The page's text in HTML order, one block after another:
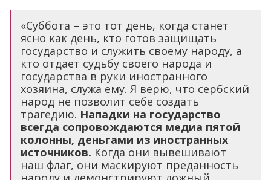
«Суббота – это тот день, когда станет
ясно как день, кто готов защищать
государство и служить своему народу, а
кто отдает судьбу своего народа и
государства в руки иностранного
хозяина, служа ему. Я верю, что сербский
народ не позволит себе создать
трагедию. Нападки на государство
всегда сопровождаются медиа пятой
колонны, деньгами из иностранных
источников. Когда они вывешивают
наш флаг, они маскируют преданность